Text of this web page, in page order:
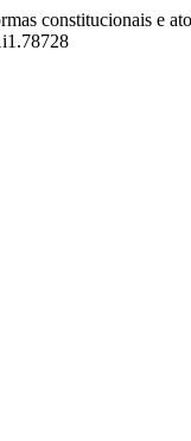
constitucionais e